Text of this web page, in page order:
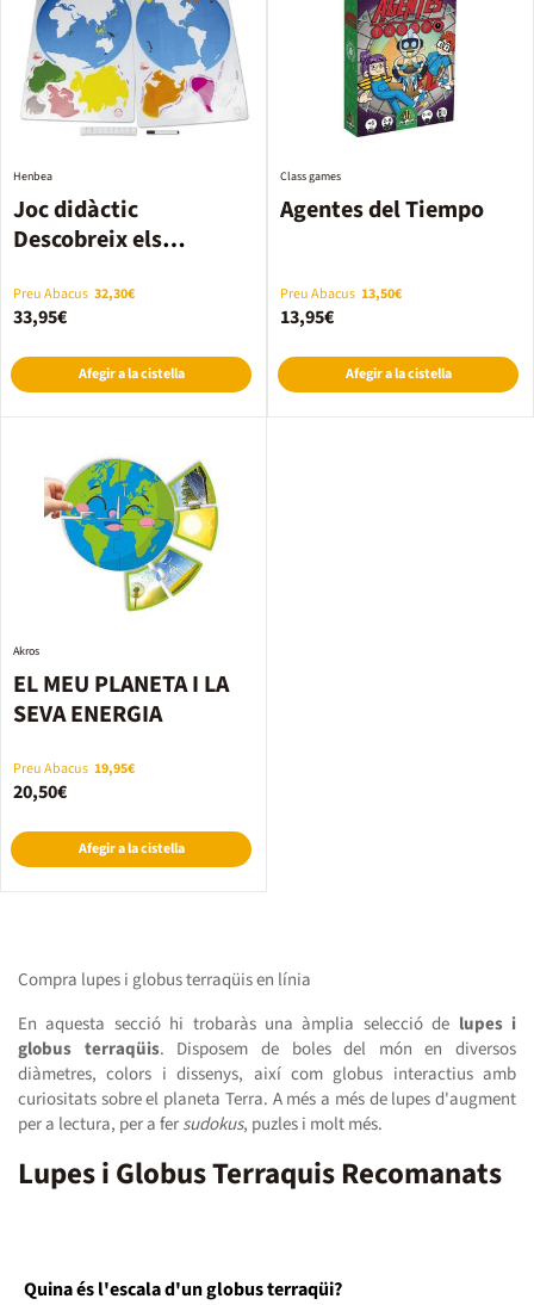
Joc didàctic
Descobreix els
Henbea
Henbea
Preu Abacus 32,30€
33,95€
Afegir a la cistella
Agentes del Tiempo
Class games
Preu Abacus 13,50€
13,95€
Afegir a la cistella
EL MEU PLANETA I LA
SEVA ENERGIA
Akros
Preu Abacus 19,95€
20,50€
Afegir a la cistella
Compra lupes i globus terraqüis en línia
En aquesta secció hi trobaràs una àmplia selecció de lupes i
globus terraqüis. Disposem de boles del món en diversos
diàmetres, colors i dissenys, així com globus interactius amb
curiositats sobre el planeta Terra. A més a més de lupes d'augment
per a lectura, per a fersudokus, puzles i molt més.
Lupes i Globus Terraquis Recomanats
Quina és l'escala d'un globus terraqüi?